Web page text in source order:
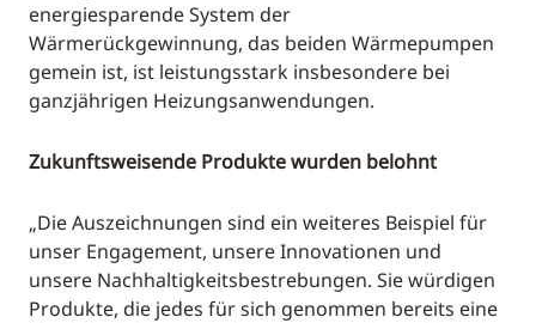
energiesparende System der
Wärmerückgewinnung, das beiden Wärmepumpen
gemein ist, ist leistungsstark insbesondere bei
ganzjährigen Heizungsanwendungen.
Zukunftsweisende Produkte wurden belohnt
„Die Auszeichnungen sind ein weiteres Beispiel für
unser Engagement, unsere Innovationen und
unsere Nachhaltigkeitsbestrebungen. Sie würdigen
Produkte, die jedes für sich genommen bereits eine